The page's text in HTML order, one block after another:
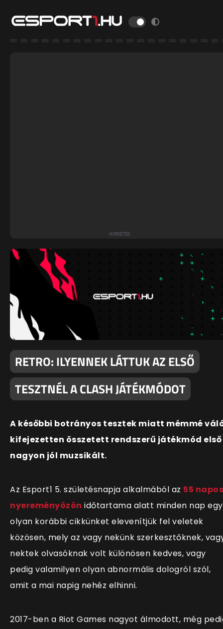
RETRO: ILYENNEK LÁTTUK AZ ELSŐ
TESZTNÉL A CLASH JÁTÉKMÓDOT
A későbbi botrányos tesztek miatt mémmé
kifejezetten összetett rendszerű játékmód első
nagyon jól muzsikált.
Az Esport1 5. születésnapja alkalmából az 55 napos
nyereményözön időtartama alatt minden nap egy
olyan korábbi cikkünket elevenítjük fel veletek
közösen, mely az vagy nekünk szerkesztőknek,
nektek olvasóknak volt különösen kedves, vagy
pedig valamilyen olyan abnormális dologról szól,
amit a mai napig nehéz elhinni.
2017-ben a Riot Games nagyot álmodott, még